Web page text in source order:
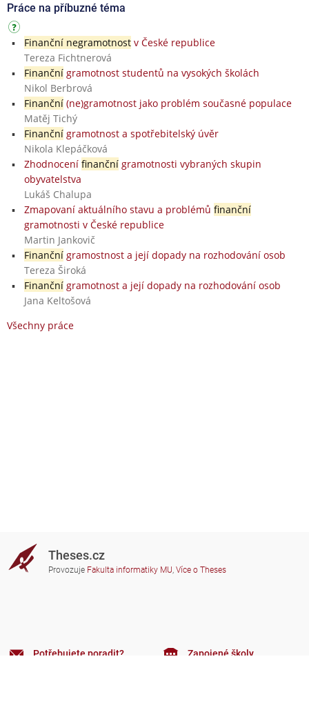
Práce na příbuzné téma
Finanční negramotnostv České republice
Tereza Fichtnerová
Finančnígramotnost studentů na vysokých školách
Nikol Berbrová
Finanční(ne)gramotnost jako problém současné populace
Matěj Tichý
Finančnígramotnost a spotřebitelský úvěr
Nikola Klepáčková
Zhodnocení finančnígramotnosti vybraných skupin
obyvatelstva
Lukáš Chalupa
Zmapovaní aktuálního stavu a problémů finanční
gramotnosti v České republice
Martin Jankovič
Finančnígramostnost a její dopady na rozhodování osob
Tereza Široká
Finančnígramotnost a její dopady na rozhodování osob
Jana Keltošová
Všechny práce
Theses.cz
Provozuje Fakulta informatiky MU, Více o Theses
Potřebujete poradit? Zapojené školy